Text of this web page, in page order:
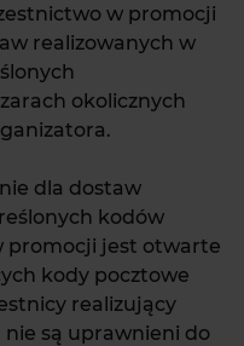
w promocji
realizowanych w
okolicznych
dla dostaw
kodów
promocji jest otwarte
kody pocztowe
realizujący
są uprawnieni do